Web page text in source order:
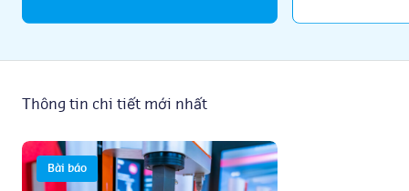
Thông tin chi tiết mới nhất
Bài báo